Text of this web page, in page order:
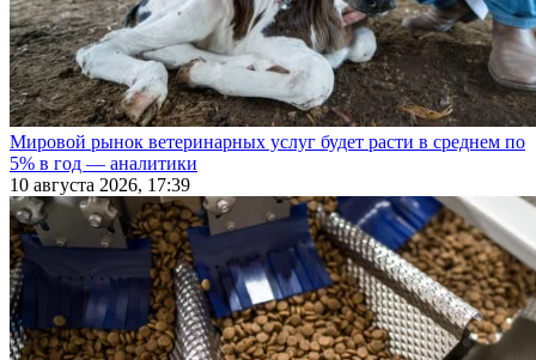
Мировой рынок ветеринарных услуг будет расти в среднем по
5% в год — аналитики
10 августа 2026, 17:39